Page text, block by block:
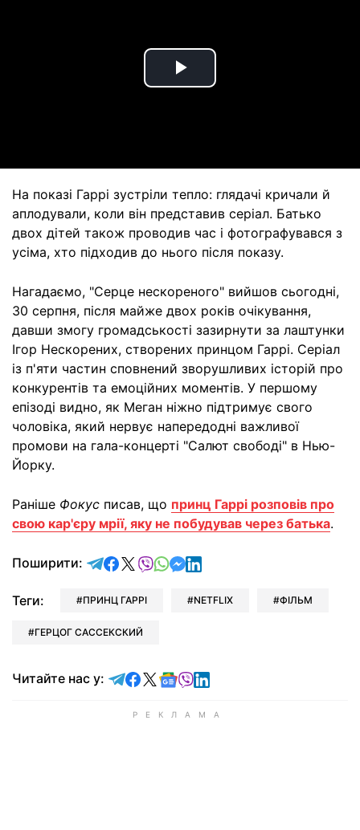
Play
На показі Гаррі зустріли тепло: глядачі кричали й
аплодували, коли він представив серіал. Батько
двох дітей також проводив час і фотографувався з
усіма, хто підходив до нього після показу.
Нагадаємо, "Серце нескореного" вийшов сьогодні,
30 серпня, після майже двох років очікування,
давши змогу громадськості зазирнути за лаштунки
Ігор Нескорених, створених принцом Гаррі. Серіал
із п'яти частин сповнений зворушливих історій про
конкурентів та емоційних моментів. У першому
епізоді видно, як Меган ніжно підтримує свого
чоловіка, який нервує напередодні важливої
промови на гала-концерті "Салют свободі" в Нью-
Йорку.
Раніше Фокус писав, що принц Гаррі розповів про
свою кар'єру мрії, яку не побудував через батька.
Поширити: відправити у Telegram
поділитись у Facebook
поділитись у X
відправити у Viber
відправити у Whatsapp
відправити у Messenger
відправити у LinkedIn
Теги: ПРИНЦ ГАРРІ NETFLIX ФІЛЬМ
ГЕРЦОГ САССЕКСКИЙ
Читайте нас у: Читайте у Telegram
Читайте у Facebook
Читайте у X
Читайте у Google news
Читайте у Viber
Читайте у LinkedIn